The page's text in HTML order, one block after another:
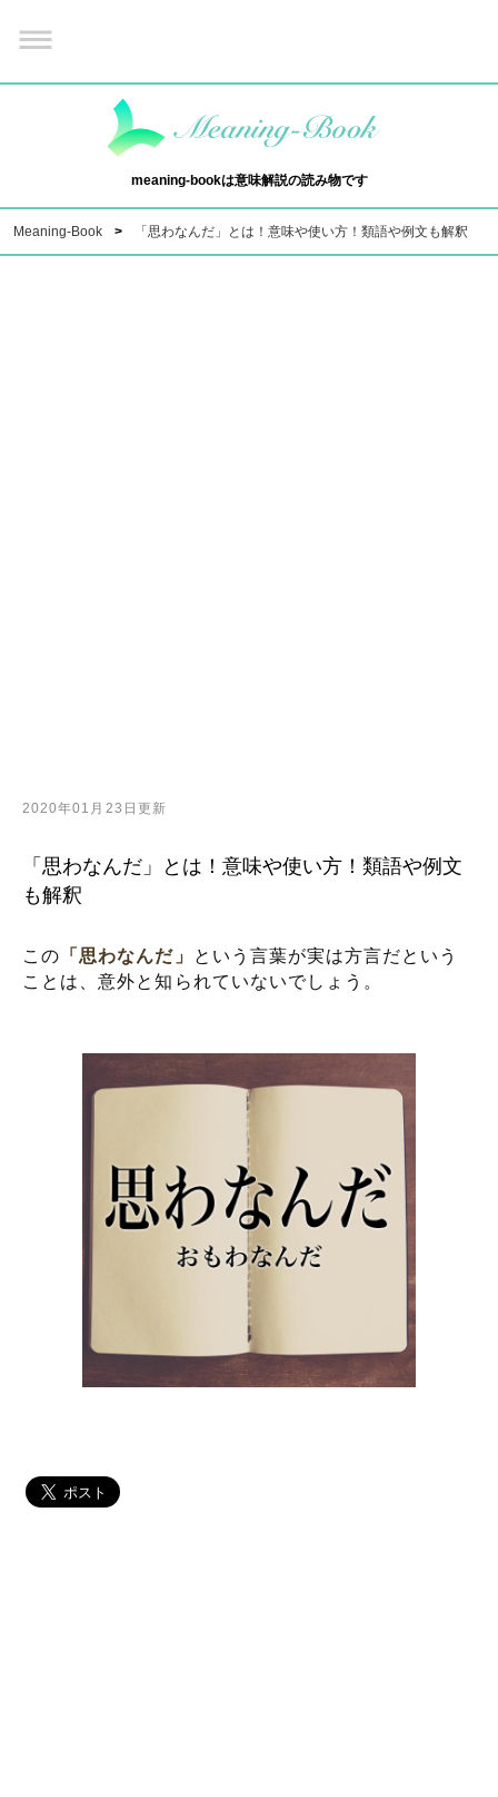
meaning-bookは意味解説の読み物です
Meaning-Book 「思わなんだ」とは！意味や使い方！類語や例文も解釈
2020年01月23日更新
「思わなんだ」とは！意味や使い方！類語や例文
も解釈
この 「思わなんだ」
という言葉が実は方言だという
ことは、意外と知られていないでしょう。